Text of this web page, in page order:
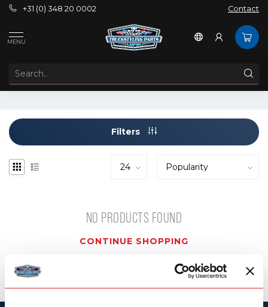
+31 (0) 348 20 0002 Contact
MENU
Filters
NO PRODUCTS FOUND
CONTINUE SHOPPING